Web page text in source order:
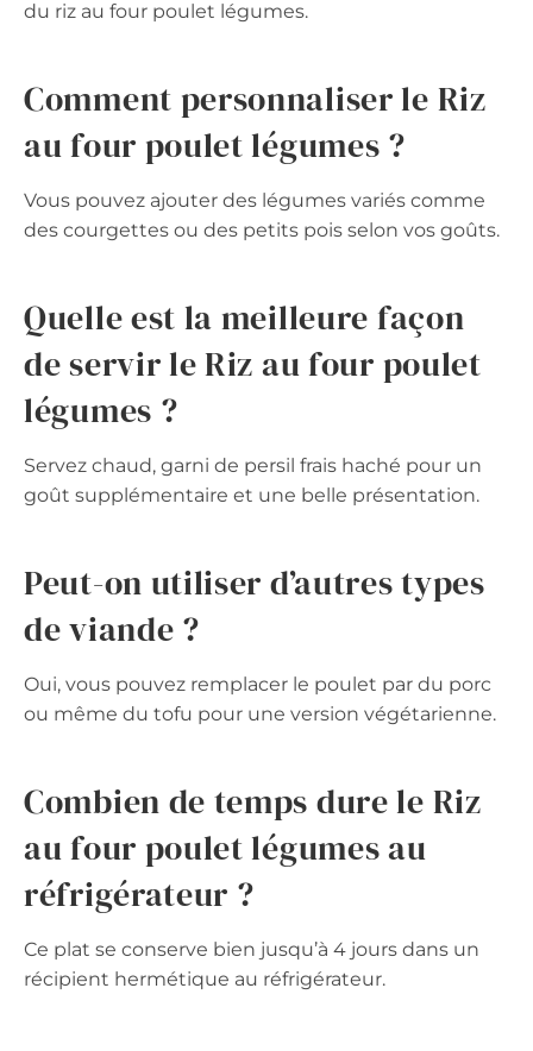
du riz au four poulet légumes.
Comment personnaliser le Riz
au four poulet légumes ?
Vous pouvez ajouter des légumes variés comme
des courgettes ou des petits pois selon vos goûts.
Quelle est la meilleure façon
de servir le Riz au four poulet
légumes ?
Servez chaud, garni de persil frais haché pour un
goût supplémentaire et une belle présentation.
Peut-on utiliser d’autres types
de viande ?
Oui, vous pouvez remplacer le poulet par du porc
ou même du tofu pour une version végétarienne.
Combien de temps dure le Riz
au four poulet légumes au
réfrigérateur ?
Ce plat se conserve bien jusqu’à 4 jours dans un
récipient hermétique au réfrigérateur.